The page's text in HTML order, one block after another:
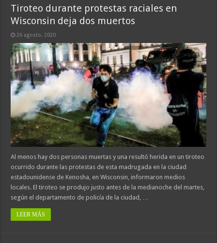
Tiroteo durante protestas raciales en
Wisconsin deja dos muertos
26 agosto, 2020
Al menos hay dos personas muertas y una resultó herida en un tiroteo
ocurrido durante las protestas de esta madrugada en la ciudad
estadounidense de Kenosha, en Wisconsin, informaron medios
locales. El tiroteo se produjo justo antes de la medianoche del martes,
según el departamento de policía de la ciudad, …
LEER MÁS